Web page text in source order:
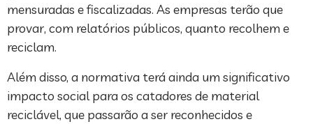
mensuradas e fiscalizadas. As empresas terão que
provar, com relatórios públicos, quanto recolhem e
reciclam.
Além disso, a normativa terá ainda um significativo
impacto social para os catadores de material
reciclável, que passarão a ser reconhecidos e